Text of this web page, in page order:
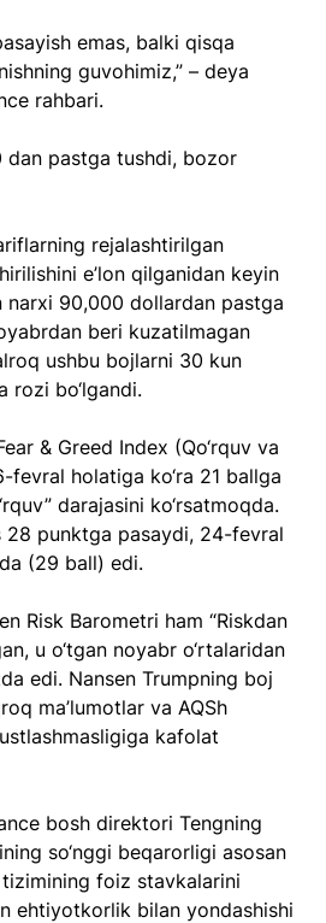
emas, balki qisqa
guvohimiz,” – deya
rahbari.
pastga tushdi, bozor
rejalashtirilgan
e’lon qilganidan keyin
90,000 dollardan pastga
beri kuzatilmagan
ushbu bojlarni 30 kun
rozi bo‘lgandi.
& Greed Index (Qo‘rquv va
fevral holatiga ko‘ra 21 ballga
darajasini ko‘rsatmoqda.
28 punktga pasaydi, 24-fevral
(29 ball) edi.
Risk Barometri ham “Riskdan
u o‘tgan noyabr o‘rtalaridan
edi. Nansen Trumpning boj
ma’lumotlar va AQSh
kafolat
bosh direktori Tengning
so‘nggi beqarorligi asosan
tizimining foiz stavkalarini
ehtiyotkorlik bilan yondashishi